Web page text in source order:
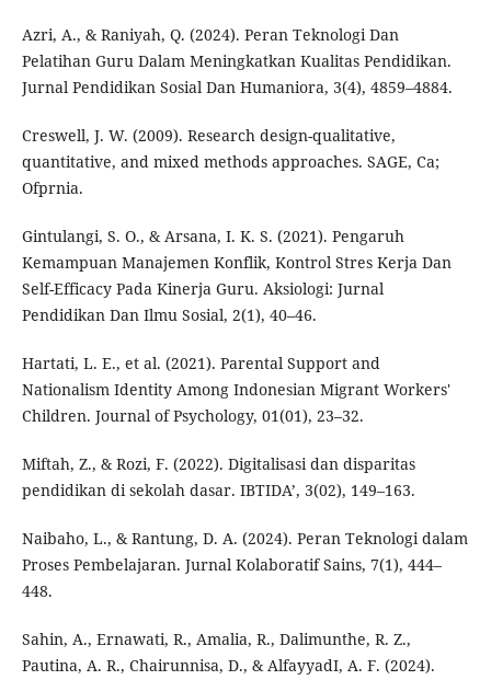
Azri, A., & Raniyah, Q. (2024). Peran Teknologi Dan
Pelatihan Guru Dalam Meningkatkan Kualitas Pendidikan.
Jurnal Pendidikan Sosial Dan Humaniora, 3(4), 4859–4884.
Creswell, J. W. (2009). Research design-qualitative,
quantitative, and mixed methods approaches. SAGE, Ca;
Ofprnia.
Gintulangi, S. O., & Arsana, I. K. S. (2021). Pengaruh
Kemampuan Manajemen Konflik, Kontrol Stres Kerja Dan
Self-Efficacy Pada Kinerja Guru. Aksiologi: Jurnal
Pendidikan Dan Ilmu Sosial, 2(1), 40–46.
Hartati, L. E., et al. (2021). Parental Support and
Nationalism Identity Among Indonesian Migrant Workers'
Children. Journal of Psychology, 01(01), 23–32.
Miftah, Z., & Rozi, F. (2022). Digitalisasi dan disparitas
pendidikan di sekolah dasar. IBTIDA’, 3(02), 149–163.
Naibaho, L., & Rantung, D. A. (2024). Peran Teknologi dalam
Proses Pembelajaran. Jurnal Kolaboratif Sains, 7(1), 444–
448.
Sahin, A., Ernawati, R., Amalia, R., Dalimunthe, R. Z.,
Pautina, A. R., Chairunnisa, D., & AlfayyadI, A. F. (2024).